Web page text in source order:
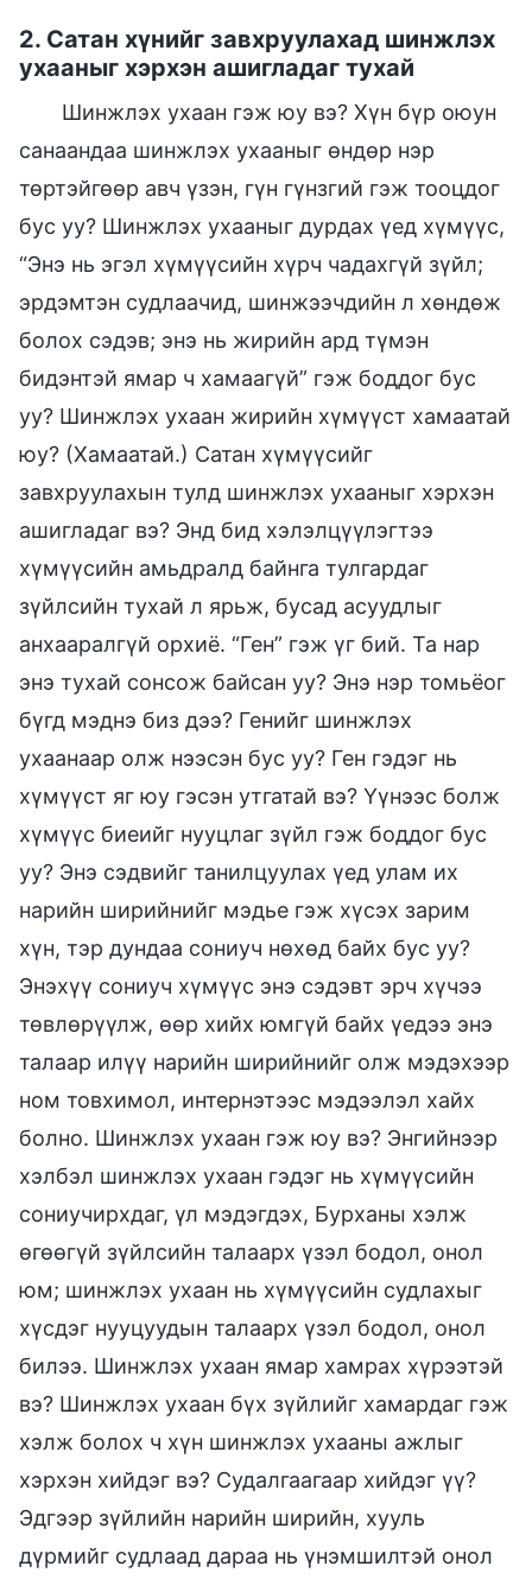
2. Сатан хүнийг завхруулахад шинжлэх
ухааныг хэрхэн ашигладаг тухай
Шинжлэх ухаан гэж юу вэ? Хүн бүр оюун
санаандаа шинжлэх ухааныг өндөр нэр
төртэйгөөр авч үзэн, гүн гүнзгий гэж тооцдог
бус уу? Шинжлэх ухааныг дурдах үед хүмүүс,
“Энэ нь эгэл хүмүүсийн хүрч чадахгүй зүйл;
эрдэмтэн судлаачид, шинжээчдийн л хөндөж
болох сэдэв; энэ нь жирийн ард түмэн
бидэнтэй ямар ч хамаагүй” гэж боддог бус
уу? Шинжлэх ухаан жирийн хүмүүст хамаатай
юу? (Хамаатай.) Сатан хүмүүсийг
завхруулахын тулд шинжлэх ухааныг хэрхэн
ашигладаг вэ? Энд бид хэлэлцүүлэгтээ
хүмүүсийн амьдралд байнга тулгардаг
зүйлсийн тухай л ярьж, бусад асуудлыг
анхааралгүй орхиё. “Ген” гэж үг бий. Та нар
энэ тухай сонсож байсан уу? Энэ нэр томьёог
бүгд мэднэ биз дээ? Генийг шинжлэх
ухаанаар олж нээсэн бус уу? Ген гэдэг нь
хүмүүст яг юу гэсэн утгатай вэ? Үүнээс болж
хүмүүс биеийг нууцлаг зүйл гэж боддог бус
уу? Энэ сэдвийг танилцуулах үед улам их
нарийн ширийнийг мэдье гэж хүсэх зарим
хүн, тэр дундаа сониуч нөхөд байх бус уу?
Энэхүү сониуч хүмүүс энэ сэдэвт эрч хүчээ
төвлөрүүлж, өөр хийх юмгүй байх үедээ энэ
талаар илүү нарийн ширийнийг олж мэдэхээр
ном товхимол, интернэтээс мэдээлэл хайх
болно. Шинжлэх ухаан гэж юу вэ? Энгийнээр
хэлбэл шинжлэх ухаан гэдэг нь хүмүүсийн
сониучирхдаг, үл мэдэгдэх, Бурханы хэлж
өгөөгүй зүйлсийн талаарх үзэл бодол, онол
юм; шинжлэх ухаан нь хүмүүсийн судлахыг
хүсдэг нууцуудын талаарх үзэл бодол, онол
билээ. Шинжлэх ухаан ямар хамрах хүрээтэй
вэ? Шинжлэх ухаан бүх зүйлийг хамардаг гэж
хэлж болох ч хүн шинжлэх ухааны ажлыг
хэрхэн хийдэг вэ? Судалгаагаар хийдэг үү?
Эдгээр зүйлийн нарийн ширийн, хууль
дүрмийг судлаад дараа нь үнэмшилтэй онол